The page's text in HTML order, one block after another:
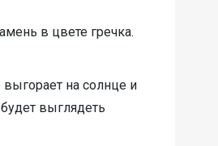
в цвете гречка.
на солнце и
выглядеть